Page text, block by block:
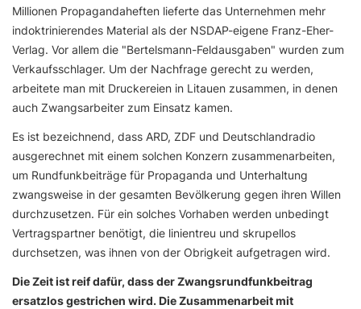
Millionen Propagandaheften lieferte das Unternehmen mehr
indoktrinierendes Material als der NSDAP-eigene Franz-Eher-
Verlag. Vor allem die "Bertelsmann-Feldausgaben" wurden zum
Verkaufsschlager. Um der Nachfrage gerecht zu werden,
arbeitete man mit Druckereien in Litauen zusammen, in denen
auch Zwangsarbeiter zum Einsatz kamen.
Es ist bezeichnend, dass ARD, ZDF und Deutschlandradio
ausgerechnet mit einem solchen Konzern zusammenarbeiten,
um Rundfunkbeiträge für Propaganda und Unterhaltung
zwangsweise in der gesamten Bevölkerung gegen ihren Willen
durchzusetzen. Für ein solches Vorhaben werden unbedingt
Vertragspartner benötigt, die linientreu und skrupellos
durchsetzen, was ihnen von der Obrigkeit aufgetragen wird.
Die Zeit ist reif dafür, dass der Zwangsrundfunkbeitrag
ersatzlos gestrichen wird. Die Zusammenarbeit mit